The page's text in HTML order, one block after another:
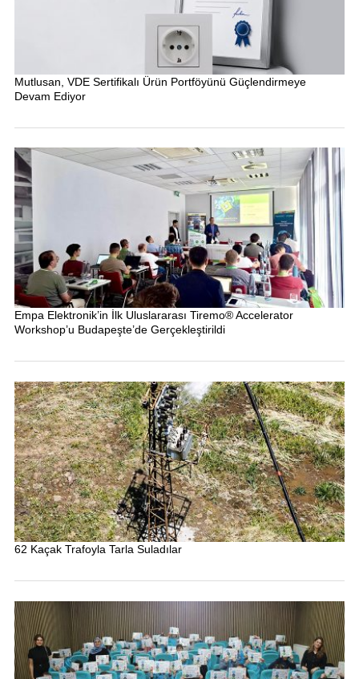
Mutlusan, VDE Sertifikalı Ürün Portföyünü Güçlendirmeye
Devam Ediyor
Empa Elektronik’in İlk Uluslararası Tiremo® Accelerator
Workshop’u Budapeşte’de Gerçekleştirildi
62 Kaçak Trafoyla Tarla Suladılar